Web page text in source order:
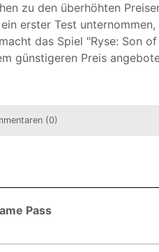
zu den überhöhten
erster Test unternommen,
das Spiel "Ryse: Son of
günstigeren Preis
(0)
Pass